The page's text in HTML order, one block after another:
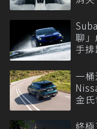
聊
手排
一
金
終